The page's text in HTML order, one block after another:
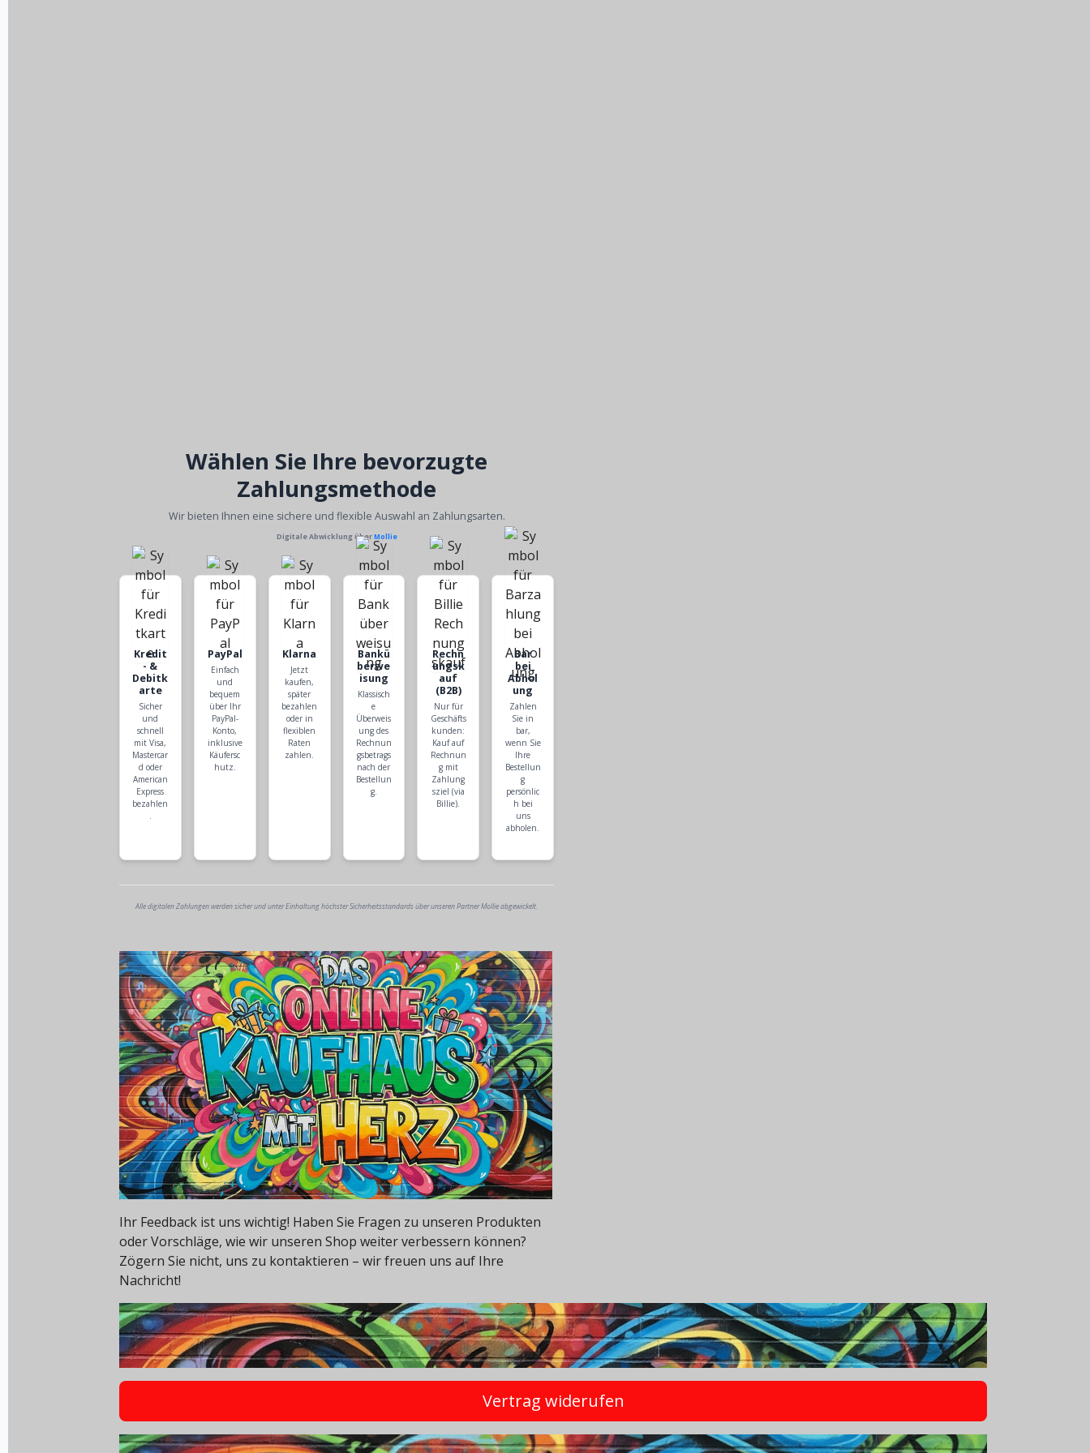
Wählen Sie Ihre bevorzugte
Zahlungsmethode
Wir bieten Ihnen eine sichere und flexible Auswahl an Zahlungsarten.
Digitale Abwicklung überMollie
Kredit
- &
Debitk
arte
Sicher
und
schnell
mit Visa,
Mastercar
d oder
American
Express
bezahlen
.
PayPal
Einfach
und
bequem
über Ihr
PayPal-
Konto,
inklusive
Käufersc
hutz.
Klarna
Jetzt
kaufen,
später
bezahlen
oder in
flexiblen
Raten
zahlen.
Bankü
berwe
isung
Klassisch
e
Überweis
ung des
Rechnun
gsbetrags
nach der
Bestellun
g.
Rechn
ungsk
auf
(B2B)
Nur für
Geschäfts
kunden:
Kauf auf
Rechnun
g mit
Zahlung
sziel (via
Billie).
Bar
bei
Abhol
ung
Zahlen
Sie in
bar,
wenn Sie
Ihre
Bestellun
g
persönlic
h bei
uns
abholen.
Alle digitalen Zahlungen werden sicher und unter Einhaltung höchster Sicherheitsstandards über unseren Partner Mollie abgewickelt.
Ihr Feedback ist uns wichtig! Haben Sie Fragen zu unseren Produkten
oder Vorschläge, wie wir unseren Shop weiter verbessern können?
Zögern Sie nicht, uns zu kontaktieren – wir freuen uns auf Ihre
Nachricht!
Vertrag widerufen